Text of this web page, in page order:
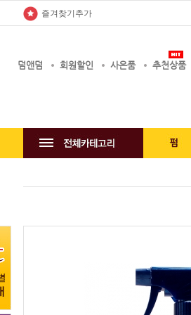
즐겨찾기추가
덤앤덤 회원할인 사은품 추천상품